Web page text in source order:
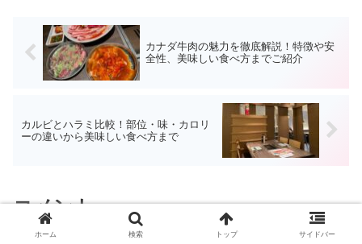
カナダ牛肉の魅力を徹底解説！特徴や安
全性、美味しい食べ方までご紹介
カルビとハラミ比較！部位・味・カロリ
ーの違いから美味しい食べ方まで
コメント
ホーム 検索 トップ サイドバー